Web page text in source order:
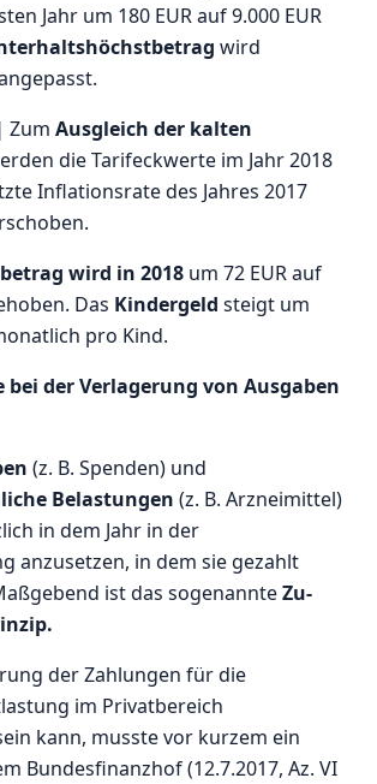
Jahr um 180 EUR auf 9.000 EUR
wird
|ZumAusgleich der kalten
die Tarifeckwerte im Jahr 2018
Inflationsrate des Jahres 2017
wird in 2018 um 72 EUR auf
Das Kindergeld steigt um
pro Kind.
bei der Verlagerung von Ausgaben
(z. B. Spenden) und
Belastungen (z. B. Arzneimittel)
in dem Jahr in der
anzusetzen, in dem sie gezahlt
ist das sogenannteZu-
der Zahlungen für die
im Privatbereich
kann, musste vor kurzem ein
Bundesfinanzhof (12.7.2017, Az. VI